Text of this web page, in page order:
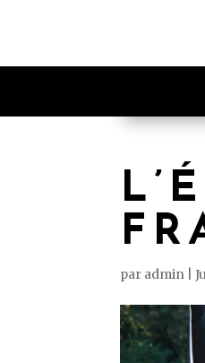
par admin |